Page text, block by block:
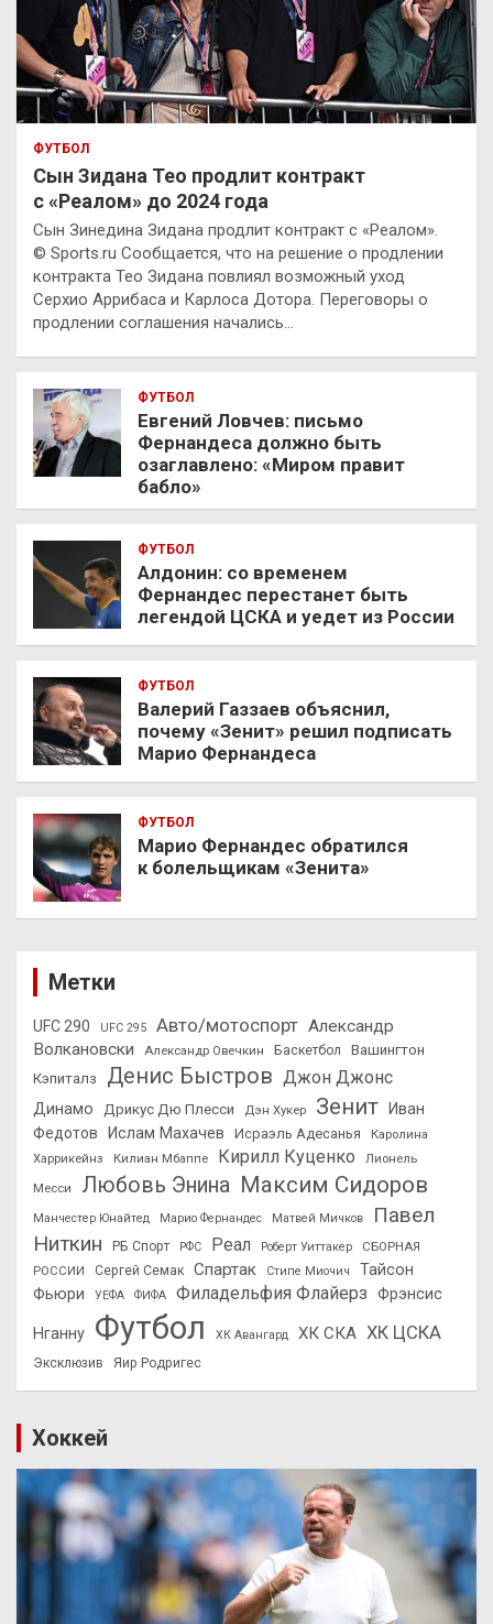
ФУТБОЛ
Сын Зидана Тео продлит контракт
с «Реалом» до 2024 года
Сын Зинедина Зидана продлит контракт с «Реалом».
© Sports.ru Сообщается, что на решение о продлении
контракта Тео Зидана повлиял возможный уход
Серхио Аррибаса и Карлоса Дотора. Переговоры о
продлении соглашения начались…
ФУТБОЛ
Евгений Ловчев: письмо
Фернандеса должно быть
озаглавлено: «Миром правит
бабло»
ФУТБОЛ
Алдонин: со временем
Фернандес перестанет быть
легендой ЦСКА и уедет из России
ФУТБОЛ
Валерий Газзаев объяснил,
почему «Зенит» решил подписать
Марио Фернандеса
ФУТБОЛ
Марио Фернандес обратился
к болельщикам «Зенита»
Метки
UFC 290 UFC 295 Авто/мотоспорт Александр
Волкановски
Александр Овечкин Баскетбол
Вашингтон
Кэпиталз
Денис Быстров Джон Джонс
Динамо Дрикус Дю Плесси Дэн Хукер Зенит
Иван
Федотов
Ислам Махачев Исраэль Адесанья
Каролина
Харрикейнз
Килиан Мбаппе Кирилл Куценко
Лионель
Месси
Любовь Энина Максим Сидоров
Манчестер Юнайтед Марио Фернандес Матвей Мичков
Павел
Ниткин
РБ Спорт РФС Реал Роберт Уиттакер
СБОРНАЯ
РОССИИ
Сергей Семак Спартак Стипе Миочич
Тайсон
Фьюри
УЕФА ФИФА Филадельфия Флайерз Фрэнсис
Нганну Футбол ХК Авангард ХК СКА ХК ЦСКА
Эксклюзив Яир Родригес
Хоккей